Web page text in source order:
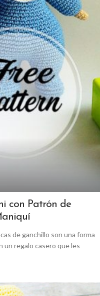
con Patrón de
de ganchillo son una forma
un regalo casero que les